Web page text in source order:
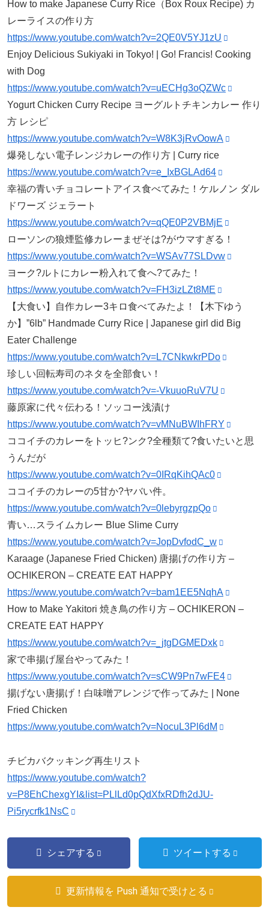
How to make Japanese Curry Rice（Box Roux Recipe) カ
レーライスの作り方
https://www.youtube.com/watch?v=2QE0V5YJ1zU
Enjoy Delicious Sukiyaki in Tokyo! | Go! Francis! Cooking
with Dog
https://www.youtube.com/watch?v=uECHg3oQZWc
Yogurt Chicken Curry Recipe ヨーグルトチキンカレー 作り
方 レシピ
https://www.youtube.com/watch?v=W8K3jRvOowA
爆発しない電子レンジカレーの作り方 | Curry rice
https://www.youtube.com/watch?v=e_IxBGLAd64
幸福の青いチョコレートアイス食べてみた！ケルノン ダル
ドワーズ ジェラート
https://www.youtube.com/watch?v=qQE0P2VBMjE
ローソンの狼煙監修カレーまぜそは?がウマすぎる！
https://www.youtube.com/watch?v=WSAv77SLDvw
ヨーク?ルトにカレー粉入れて食へ?てみた！
https://www.youtube.com/watch?v=FH3izLZt8ME
【大食い】自作カレー3キロ食べてみたよ！【木下ゆう
か】”6lb” Handmade Curry Rice | Japanese girl did Big
Eater Challenge
https://www.youtube.com/watch?v=L7CNkwkrPDo
珍しい回転寿司のネタを全部食い！
https://www.youtube.com/watch?v=-VkuuoRuV7U
藤原家に代々伝わる！ソッコー浅漬け
https://www.youtube.com/watch?v=vMNuBWIhFRY
ココイチのカレーをトッヒ?ンク?全種類て?食いたいと思
うんだが
https://www.youtube.com/watch?v=0IRqKihQAc0
ココイチのカレーの5甘か?ヤバい件。
https://www.youtube.com/watch?v=0lebyrgzpQo
青い…スライムカレー Blue Slime Curry
https://www.youtube.com/watch?v=JopDvfodC_w
Karaage (Japanese Fried Chicken) 唐揚げの作り方 –
OCHIKERON – CREATE EAT HAPPY
https://www.youtube.com/watch?v=bam1EE5NqhA
How to Make Yakitori 焼き鳥の作り方 – OCHIKERON –
CREATE EAT HAPPY
https://www.youtube.com/watch?v=_jtgDGMEDxk
家で串揚げ屋台やってみた！
https://www.youtube.com/watch?v=sCW9Pn7wFE4
揚げない唐揚げ！白味噌アレンジで作ってみた | None
Fried Chicken
https://www.youtube.com/watch?v=NocuL3Pl6dM
チビカバクッキング再生リスト
https://www.youtube.com/watch?
v=P8EhChexgYI&list=PLlLd0pQdXfxRDfh2dJU-
Pi5rycrfk1NsC
シェアする ツイートする
更新情報を Push 通知で受けとる